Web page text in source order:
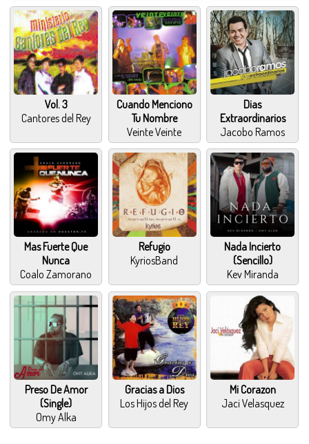
Vol. 3
Cantores del Rey
Cuando Menciono
Tu Nombre
Veinte Veinte
Dias
Extraordinarios
Jacobo Ramos
Mas Fuerte Que
Nunca
Coalo Zamorano
Refugio
KyriosBand
Nada Incierto
(Sencillo)
Kev Miranda
Preso De Amor
(Single)
Omy Alka
Gracias a Dios
Los Hijos del Rey
Mi Corazon
Jaci Velasquez